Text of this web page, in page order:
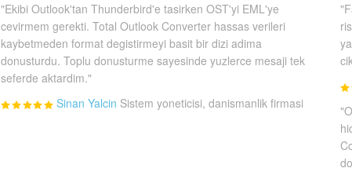
"Ekibi Outlook'tan Thunderbird'e tasirken OST'yi EML'ye
cevirmem gerekti. Total Outlook Converter hassas verileri
kaybetmeden format degistirmeyi basit bir dizi adima
donusturdu. Toplu donusturme sayesinde yuzlerce mesaji tek
seferde aktardim."
Sinan Yalcin Sistem yoneticisi, danismanlik firmasi